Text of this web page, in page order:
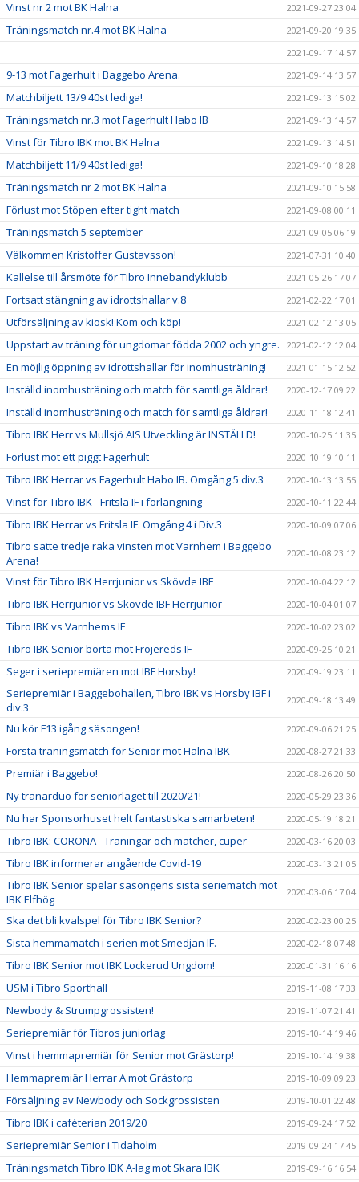
Vinst nr 2 mot BK Halna 2021-09-27 23:04
Träningsmatch nr.4 mot BK Halna
2021-09-20 19:35
2021-09-17 14:57
9-13 mot Fagerhult i Baggebo Arena. 2021-09-14 13:57
Matchbiljett 13/9 40st lediga! 2021-09-13 15:02
Träningsmatch nr.3 mot Fagerhult Habo IB 2021-09-13 14:57
Vinst för Tibro IBK mot BK Halna 2021-09-13 14:51
Matchbiljett 11/9 40st lediga! 2021-09-10 18:28
Träningsmatch nr 2 mot BK Halna 2021-09-10 15:58
Förlust mot Stöpen efter tight match 2021-09-08 00:11
Träningsmatch 5 september 2021-09-05 06:19
Välkommen Kristoffer Gustavsson! 2021-07-31 10:40
Kallelse till årsmöte för Tibro Innebandyklubb 2021-05-26 17:07
Fortsatt stängning av idrottshallar v.8 2021-02-22 17:01
Utförsäljning av kiosk! Kom och köp! 2021-02-12 13:05
Uppstart av träning för ungdomar födda 2002 och yngre. 2021-02-12 12:04
En möjlig öppning av idrottshallar för inomhusträning! 2021-01-15 12:52
Inställd inomhusträning och match för samtliga åldrar! 2020-12-17 09:22
Inställd inomhusträning och match för samtliga åldrar! 2020-11-18 12:41
Tibro IBK Herr vs Mullsjö AIS Utveckling är INSTÄLLD! 2020-10-25 11:35
Förlust mot ett piggt Fagerhult 2020-10-19 10:11
Tibro IBK Herrar vs Fagerhult Habo IB. Omgång 5 div.3 2020-10-13 13:55
Vinst för Tibro IBK - Fritsla IF i förlängning 2020-10-11 22:44
Tibro IBK Herrar vs Fritsla IF. Omgång 4 i Div.3 2020-10-09 07:06
Tibro satte tredje raka vinsten mot Varnhem i Baggebo
Arena!
2020-10-08 23:12
Vinst för Tibro IBK Herrjunior vs Skövde IBF 2020-10-04 22:12
Tibro IBK Herrjunior vs Skövde IBF Herrjunior 2020-10-04 01:07
Tibro IBK vs Varnhems IF 2020-10-02 23:02
Tibro IBK Senior borta mot Fröjereds IF 2020-09-25 10:21
Seger i seriepremiären mot IBF Horsby! 2020-09-19 23:11
Seriepremiär i Baggebohallen, Tibro IBK vs Horsby IBF i
div.3
2020-09-18 13:49
Nu kör F13 igång säsongen! 2020-09-06 21:25
Första träningsmatch för Senior mot Halna IBK 2020-08-27 21:33
Premiär i Baggebo! 2020-08-26 20:50
Ny tränarduo för seniorlaget till 2020/21! 2020-05-29 23:36
Nu har Sponsorhuset helt fantastiska samarbeten! 2020-05-19 18:21
Tibro IBK: CORONA - Träningar och matcher, cuper 2020-03-16 20:03
Tibro IBK informerar angående Covid-19 2020-03-13 21:05
Tibro IBK Senior spelar säsongens sista seriematch mot
IBK Elfhög
2020-03-06 17:04
Ska det bli kvalspel för Tibro IBK Senior? 2020-02-23 00:25
Sista hemmamatch i serien mot Smedjan IF. 2020-02-18 07:48
Tibro IBK Senior mot IBK Lockerud Ungdom! 2020-01-31 16:16
USM i Tibro Sporthall 2019-11-08 17:33
Newbody & Strumpgrossisten! 2019-11-07 21:41
Seriepremiär för Tibros juniorlag 2019-10-14 19:46
Vinst i hemmapremiär för Senior mot Grästorp! 2019-10-14 19:38
Hemmapremiär Herrar A mot Grästorp 2019-10-09 09:23
Försäljning av Newbody och Sockgrossisten 2019-10-01 22:48
Tibro IBK i caféterian 2019/20 2019-09-24 17:52
Seriepremiär Senior i Tidaholm 2019-09-24 17:45
Träningsmatch Tibro IBK A-lag mot Skara IBK 2019-09-16 16:54